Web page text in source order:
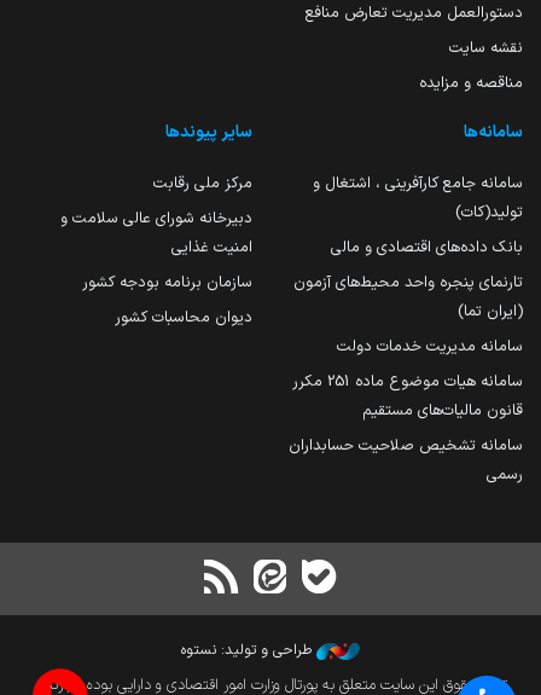
دستورالعمل مدیریت تعارض منافع
نقشه سایت
مناقصه و مزایده
سامانه‌ها
سامانه جامع کارآفرینی ، اشتغال و
تولید(کات)
بانک داده‌های اقتصادی و مالی
تارنمای پنجره واحد محیط‌های آزمون
(ایران تما)
سامانه مدیریت خدمات دولت
سامانه هیات موضوع ماده 251 مکرر
قانون مالیات‌های مستقیم
سامانه تشخیص صلاحیت حسابداران
رسمی
سایر پیوندها
مرکز ملی رقابت
دبیرخانه شورای عالی سلامت و
امنیت غذایی
سازمان برنامه بودجه کشور
دیوان محاسبات کشور
طراحی و تولید: نستوه
تمام حقوق این سایت متعلق به پورتال وزارت امور اقتصادی و دارایی بوده و بازنشر